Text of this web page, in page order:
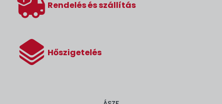
Rendelés és szállítás
Hőszigetelés